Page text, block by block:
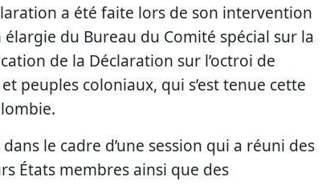
a été faite lors de son intervention
du Bureau du Comité spécial sur la
de la Déclaration sur l’octroi de
peuples coloniaux, qui s’est tenue cette
le cadre d’une session qui a réuni des
États membres ainsi que des